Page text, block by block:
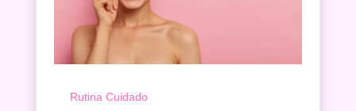
Rutina Cuidado